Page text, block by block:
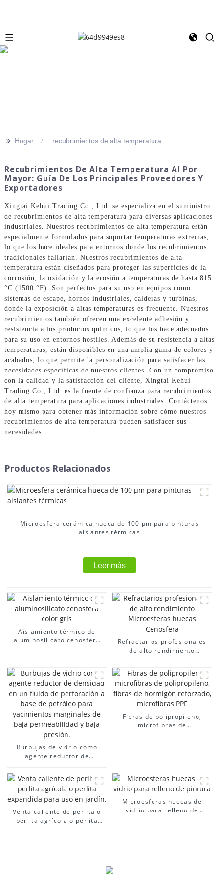
>> Hogar recubrimientos de alta temperatura
Recubrimientos De Alta Temperatura Al Por
Mayor: Guía De Los Principales Proveedores Y
Exportadores
Xingtai Kehui Trading Co., Ltd. se especializa en el suministro
de recubrimientos de alta temperatura para diversas aplicaciones
industriales. Nuestros recubrimientos de alta temperatura están
especialmente formulados para soportar temperaturas extremas,
lo que los hace ideales para entornos donde los recubrimientos
tradicionales fallarían. Nuestros recubrimientos de alta
temperatura están diseñados para proteger las superficies de la
corrosión, la oxidación y la erosión a temperaturas de hasta 815
°C (1500 °F). Son perfectos para su uso en equipos como
sistemas de escape, hornos industriales, calderas y turbinas,
donde la exposición a altas temperaturas es frecuente. Nuestros
recubrimientos también ofrecen una excelente adhesión y
resistencia a los productos químicos, lo que los hace adecuados
para su uso en entornos hostiles. Además de su resistencia a altas
temperaturas, están disponibles en una amplia gama de colores y
acabados, lo que permite la personalización para satisfacer las
necesidades específicas de nuestros clientes. Con un compromiso
con la calidad y la satisfacción del cliente, Xingtai Kehui
Trading Co., Ltd. es la fuente de confianza para recubrimientos
de alta temperatura para aplicaciones industriales. Contáctenos
hoy mismo para obtener más información sobre cómo nuestros
recubrimientos de alta temperatura pueden satisfacer sus
necesidades.
Productos Relacionados
Microesfera cerámica hueca de 100 μm para pinturas
aislantes térmicas
Leer más
Aislamiento térmico de
aluminosilicato cenosfera
Refractarios profesionales
de alto rendimiento
Burbujas de vidrio como
agente reductor de
petróleo para yacimientos
marginales de baja
permeabilidad y baja
presión.
Fibras de polipropileno,
microfibras de
Venta caliente de perlita o
perlita agrícola o perlita
Microesferas huecas de
vidrio para relleno de